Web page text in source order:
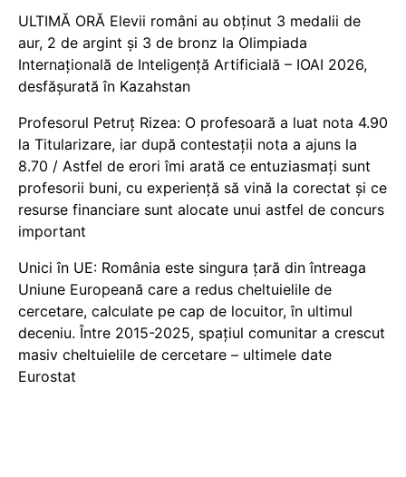
ULTIMĂ ORĂ Elevii români au obținut 3 medalii de
aur, 2 de argint și 3 de bronz la Olimpiada
Internațională de Inteligență Artificială – IOAI 2026,
desfășurată în Kazahstan
Profesorul Petruț Rizea: O profesoară a luat nota 4.90
la Titularizare, iar după contestații nota a ajuns la
8.70 / Astfel de erori îmi arată ce entuziasmați sunt
profesorii buni, cu experiență să vină la corectat și ce
resurse financiare sunt alocate unui astfel de concurs
important
Unici în UE: România este singura țară din întreaga
Uniune Europeană care a redus cheltuielile de
cercetare, calculate pe cap de locuitor, în ultimul
deceniu. Între 2015-2025, spațiul comunitar a crescut
masiv cheltuielile de cercetare – ultimele date
Eurostat